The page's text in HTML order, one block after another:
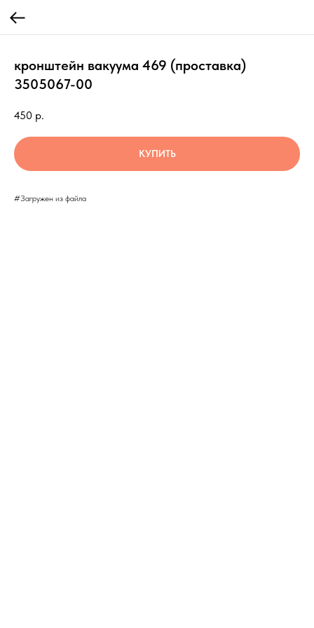
кронштейн вакуума 469 (проставка)
3505067-00
450 р.
КУПИТЬ
#Загружен из файла